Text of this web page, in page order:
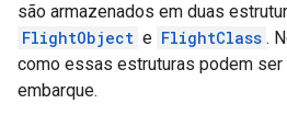
são armazenados em duas
FlightObject e FlightClass .
como essas estruturas podem
embarque.